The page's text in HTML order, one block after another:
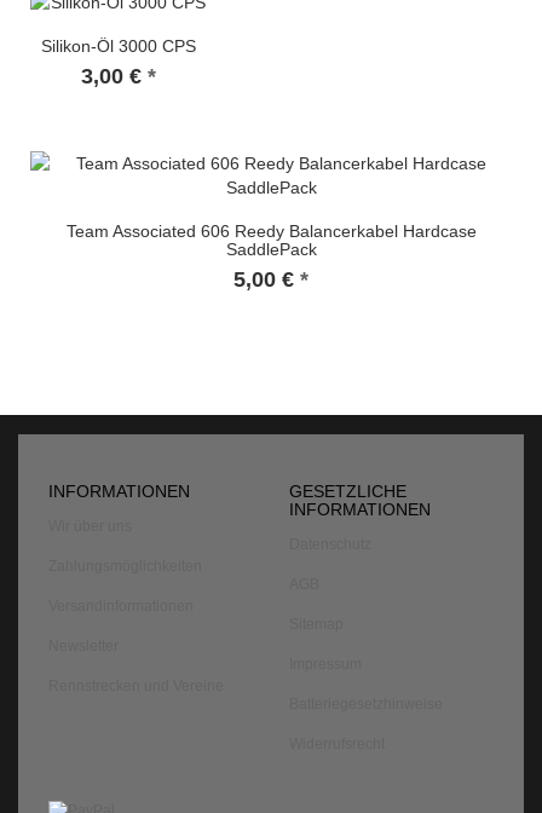
Silikon-Öl 3000 CPS
3,00 € *
Team Associated 606 Reedy Balancerkabel Hardcase
SaddlePack
5,00 € *
INFORMATIONEN
GESETZLICHE
INFORMATIONEN